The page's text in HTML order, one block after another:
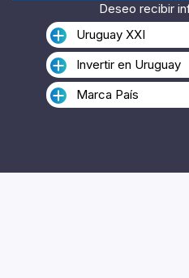
Deseo recibir
Uruguay XXI
Invertir en Uruguay
Marca País